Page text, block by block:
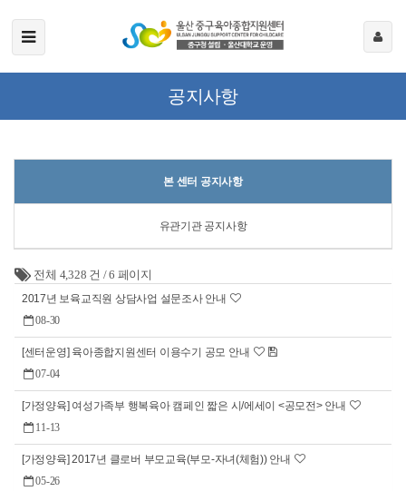
공지사항
본 센터 공지사항
유관기관 공지사항
전체 4,328 건 /6 페이지
2017년 보육교직원 상담사업 설문조사 안내
08-30
[센터운영] 육아종합지원센터 이용수기 공모 안내
07-04
[가정양육] 여성가족부 행복육아 캠페인 짧은 시/에세이 <공모전> 안내
11-13
[가정양육] 2017년 클로버 부모교육(부모-자녀(체험)) 안내
05-26